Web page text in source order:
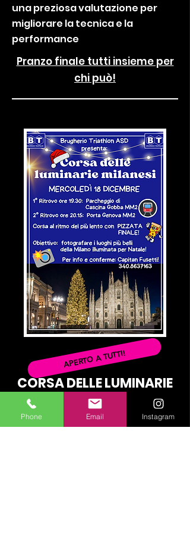
una preziosa valutazione per
migliorare la tecnica e la
performance
Pranzo finale tutti insieme per
chi può!
APERTO A TUTTI!
CORSA DELLE LUMINARIE
MILANESI
Mercoledì 18 dicembre
Phone Email Instagram